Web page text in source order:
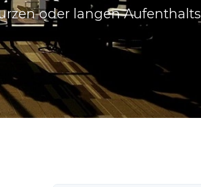
oder langen Aufenthalts